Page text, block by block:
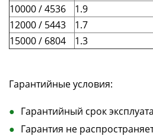
10000 / 4536
1.9
12000 / 5443
1.7
15000 / 6804
1.3
Гарантийные условия:
Гарантийный срок
Гарантия не